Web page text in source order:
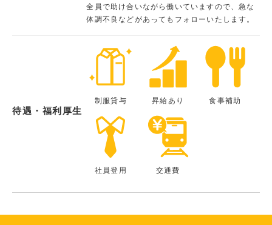
全員で助け合いながら働いていますので、急な
体調不良などがあってもフォローいたします。
待遇・福利厚生
制服貸与 昇給あり 食事補助
社員登用 交通費